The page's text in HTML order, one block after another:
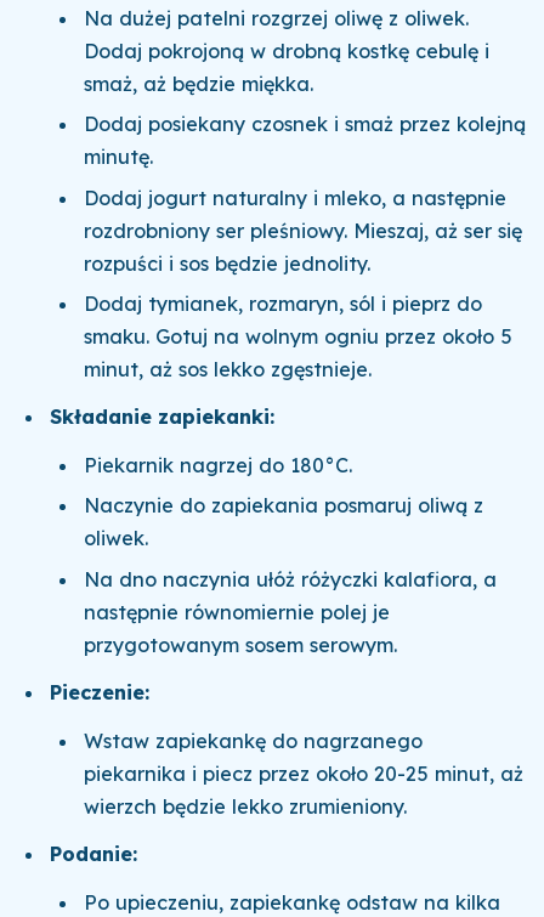
Na dużej patelni rozgrzej oliwę z oliwek.
Dodaj pokrojoną w drobną kostkę cebulę i
smaż, aż będzie miękka.
Dodaj posiekany czosnek i smaż przez kolejną
minutę.
Dodaj jogurt naturalny i mleko, a następnie
rozdrobniony ser pleśniowy. Mieszaj, aż ser się
rozpuści i sos będzie jednolity.
Dodaj tymianek, rozmaryn, sól i pieprz do
smaku. Gotuj na wolnym ogniu przez około 5
minut, aż sos lekko zgęstnieje.
Składanie zapiekanki:
Piekarnik nagrzej do 180°C.
Naczynie do zapiekania posmaruj oliwą z
oliwek.
Na dno naczynia ułóż różyczki kalafiora, a
następnie równomiernie polej je
przygotowanym sosem serowym.
Pieczenie:
Wstaw zapiekankę do nagrzanego
piekarnika i piecz przez około 20-25 minut, aż
wierzch będzie lekko zrumieniony.
Podanie:
Po upieczeniu, zapiekankę odstaw na kilka